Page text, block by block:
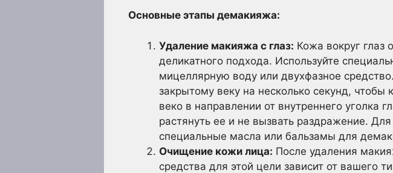
Основные этапы демакияжа:
Удаление макияжа с глаз: Кожа вокруг глаз
деликатного подхода. Используйте
мицеллярную воду или двухфазное
закрытому веку на несколько секунд, чтобы
веко в направлении от внутреннего уголка
растянуть ее и не вызвать раздражение.
специальные масла или бальзамы для
Очищение кожи лица: После удаления
средства для этой цели зависит от вашего